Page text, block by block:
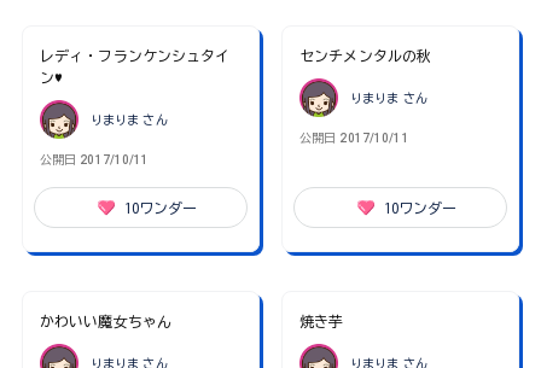
レディ・フランケンシュタイ
ン♥
りまりま さん
公開日 2017/10/11
10ワンダー
センチメンタルの秋
りまりま さん
公開日 2017/10/11
10ワンダー
かわいい魔女ちゃん
りまりま さん
焼き芋
りまりま さん